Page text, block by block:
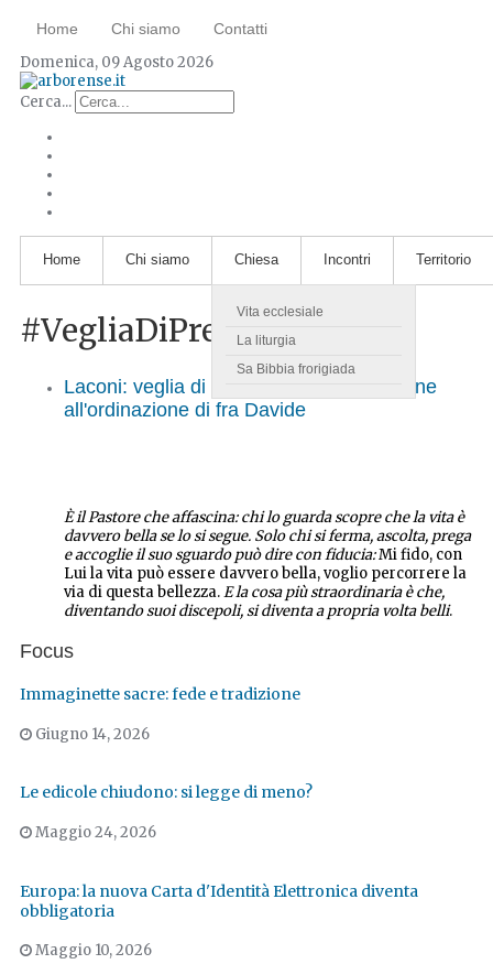
Home Chi siamo Contatti
Domenica, 09 Agosto 2026
Cerca...
Home Chi siamo Chiesa
Vita ecclesiale
La liturgia
Sa Bibbia frorigiada
Incontri Territorio
#VegliaDiPreghiera
Laconi: veglia di preghiera in preparazione
all'ordinazione di fra Davide
È il Pastore che affascina: chi lo guarda scopre che la vita è
davvero bella se lo si segue. Solo chi si ferma, ascolta, prega
e accoglie il suo sguardo può dire con fiducia:Mi fido, con
Lui la vita può essere davvero bella, voglio percorrere la
via di questa bellezza.E la cosa più straordinaria è che,
diventando suoi discepoli, si diventa a propria volta belli.
Focus
Immaginette sacre: fede e tradizione
Giugno 14, 2026
Le edicole chiudono: si legge di meno?
Maggio 24, 2026
Europa: la nuova Carta d'Identità Elettronica diventa
obbligatoria
Maggio 10, 2026